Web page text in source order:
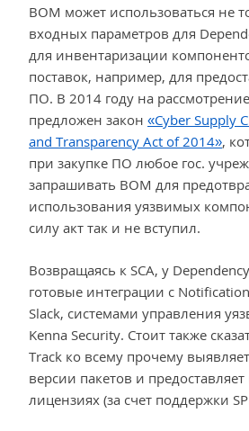
BOM может использоваться не
входных параметров для
для инвентаризации
поставок, например, для
ПО. В 2014 году на
предложен закон «Cyber Supply
and Transparency Act of 2014»,
при закупке ПО любое гос.
запрашивать BOM для
использования уязвимых
силу акт так и не вступил.
Возвращаясь к SCA, у
готовые интеграции с
Slack, системами управления
Kenna Security. Стоит также
Track ко всему прочему
версии пакетов и
лицензиях (за счет поддержки